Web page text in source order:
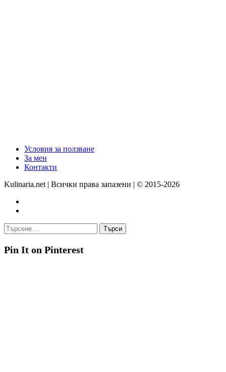
Условия за ползване
За мен
Контакти
Kulinaria.net | Всички права запазени | © 2015-2026
Pin It on Pinterest